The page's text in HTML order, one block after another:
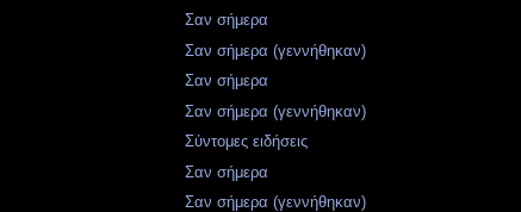
Σαν σήμερα
Σαν σήμερα (γεννήθηκαν)
Σαν σήμερα
Σαν σήμερα (γεννήθηκαν)
Σύντομες ειδήσεις
Σαν σήμερα
Σαν σήμερα (γεννήθηκαν)